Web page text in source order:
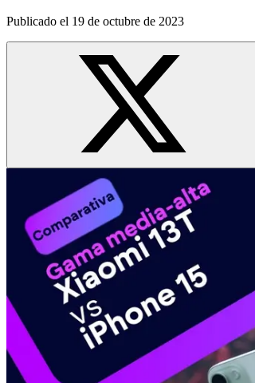
Publicado el 19 de octubre de 2023